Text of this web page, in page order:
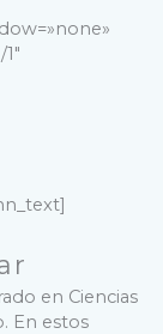
en Ciencias
En estos